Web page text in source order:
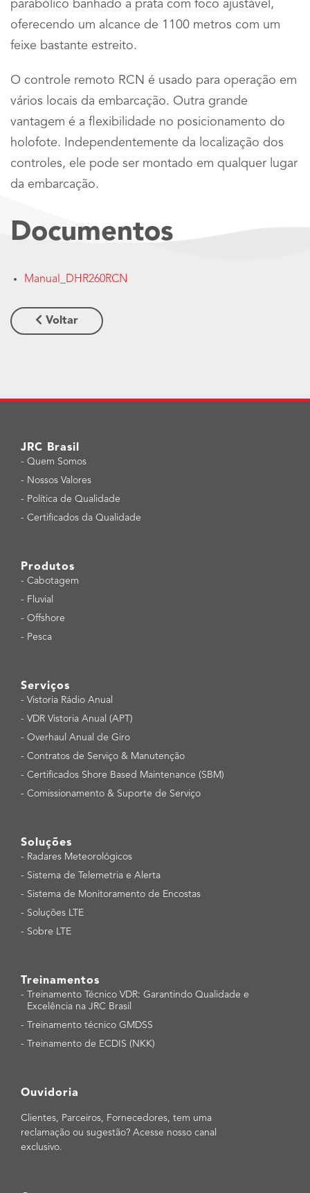
parabólico banhado a prata com foco ajustável,
oferecendo um alcance de 1100 metros com um
feixe bastante estreito.
O controle remoto RCN é usado para operação em
vários locais da embarcação. Outra grande
vantagem é a flexibilidade no posicionamento do
holofote. Independentemente da localização dos
controles, ele pode ser montado em qualquer lugar
da embarcação.
Documentos
Manual_DHR260RCN
Voltar
JRC Brasil
- Quem Somos
- Nossos Valores
- Política de Qualidade
- Certificados da Qualidade
Produtos
- Cabotagem
- Fluvial
- Offshore
- Pesca
Serviços
- Vistoria Rádio Anual
- VDR Vistoria Anual (APT)
- Overhaul Anual de Giro
- Contratos de Serviço & Manutenção
- Certificados Shore Based Maintenance (SBM)
- Comissionamento & Suporte de Serviço
Soluções
- Radares Meteorológicos
- Sistema de Telemetria e Alerta
- Sistema de Monitoramento de Encostas
- Soluções LTE
- Sobre LTE
Treinamentos
- Treinamento Técnico VDR: Garantindo Qualidade e
Excelência na JRC Brasil
- Treinamento técnico GMDSS
- Treinamento de ECDIS (NKK)
Ouvidoria
Clientes, Parceiros, Fornecedores, tem uma
reclamação ou sugestão? Acesse nosso canal
exclusivo.